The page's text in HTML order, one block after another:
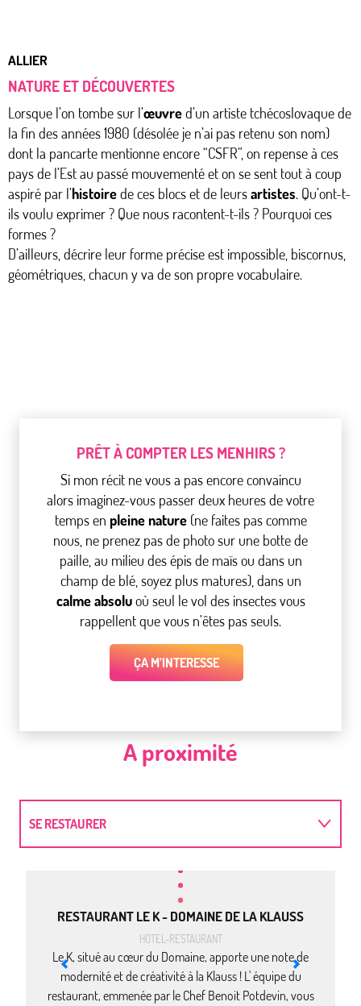
ALLIER
NATURE ET DÉCOUVERTES
Lorsque l’on tombe sur l’œuvred’un artiste tchécoslovaque de
la fin des années 1980 (désolée je n’ai pas retenu son nom)
dont la pancarte mentionne encore “CSFR”, on repense à ces
pays de l’Est au passé mouvementé et on se sent tout à coup
aspiré par l’histoirede ces blocs et de leursartistes. Qu’ont-t-
ils voulu exprimer ? Que nous racontent-t-ils ? Pourquoi ces
formes ?
D’ailleurs, décrire leur forme précise est impossible, biscornus,
géométriques, chacun y va de son propre vocabulaire.
PRÊT À COMPTER LES MENHIRS ?
Si mon récit ne vous a pas encore convaincu
alors imaginez-vous passer deux heures de votre
temps en pleine nature(ne faites pas comme
nous, ne prenez pas de photo sur une botte de
paille, au milieu des épis de maïs ou dans un
champ de blé, soyez plus matures), dans un
calme absoluoù seul le vol des insectes vous
rappellent que vous n’êtes pas seuls.
ÇA M’INTERESSE
A proximité
SE RESTAURER
ACTIVITÉSRESTAURANT LE K - DOMAINE DE LA KLAUSS
HOTEL-RESTAURANT
Le K, situé au cœur du Domaine, apporte une note de
modernité et de créativité à la Klauss ! L' équipe du
restaurant, emmenée par le Chef Benoit Potdevin, vous